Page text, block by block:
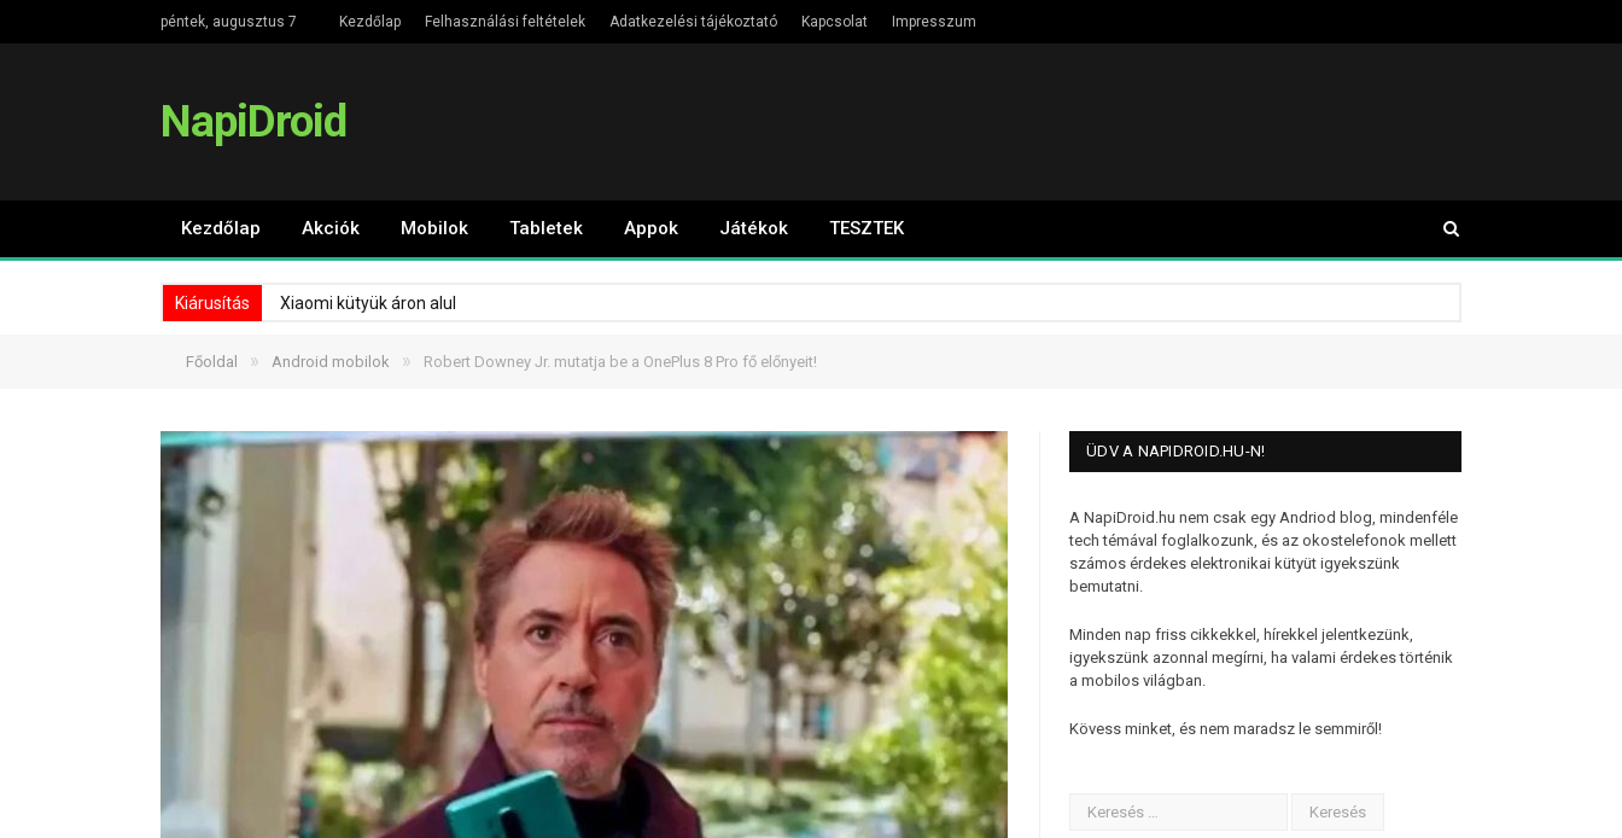
péntek, augusztus 7 Kezdőlap Felhasználási feltételek Adatkezelési tájékoztató Kapcsolat Impresszum
NapiDroid
Kezdőlap Akciók Mobilok Tabletek Appok Játékok TESZTEK
Kiárusítás Xiaomi kütyük áron alul
Főoldal » Android mobilok » Robert Downey Jr. mutatja be a OnePlus 8 Pro fő előnyeit!
ÜDV A NAPIDROID.HU-N!
A NapiDroid.hu nem csak egy Andriod blog, mindenféle
tech témával foglalkozunk, és az okostelefonok mellett
számos érdekes elektronikai kütyüt igyekszünk
bemutatni.
Minden nap friss cikkekkel, hírekkel jelentkezünk,
igyekszünk azonnal megírni, ha valami érdekes történik
a mobilos világban.
Kövess minket, és nem maradsz le semmiről!